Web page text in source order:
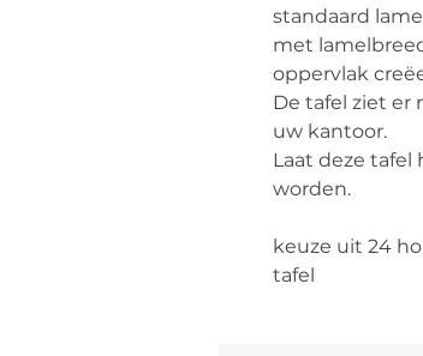
standaard
met
oppervlak
De tafel ziet er
uw kantoor.
Laat deze
worden.
keuze uit 24
tafel